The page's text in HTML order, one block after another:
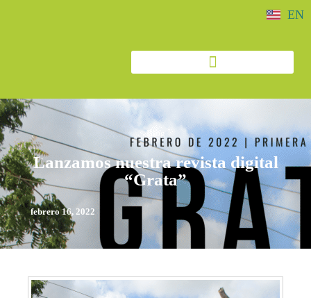
EN
Blog
Lanzamos nuestra revista digital
“Grata”
febrero 16, 2022